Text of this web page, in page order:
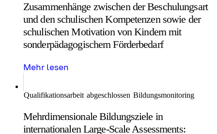
Zusammenhänge zwischen der Beschulungsart
und den schulischen Kompetenzen sowie der
schulischen Motivation von Kindern mit
sonderpädagogischem Förderbedarf
Mehr lesen
Qualifikationsarbeit abgeschlossen Bildungsmonitoring
Mehrdimensionale Bildungsziele in
internationalen Large-Scale Assessments: